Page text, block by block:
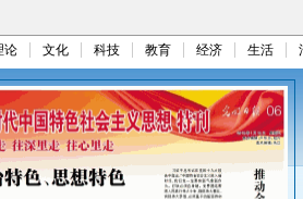
论 文化 科技 教育 经济 生活